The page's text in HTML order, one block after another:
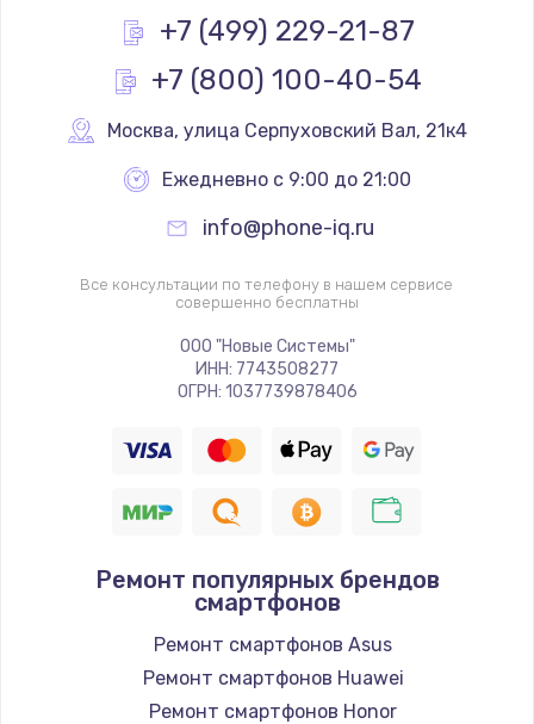
+7 (499) 229-21-87
+7 (800) 100-40-54
Москва, улица Серпуховский Вал, 21к4
Ежедневно с 9:00 до 21:00
info@phone-iq.ru
Все консультации по телефону в нашем сервисе
совершенно бесплатны
ООО "Новые Системы"
ИНН: 7743508277
ОГРН: 1037739878406
Ремонт популярных брендов
смартфонов
Ремонт смартфонов Asus
Ремонт смартфонов Huawei
Ремонт смартфонов Honor